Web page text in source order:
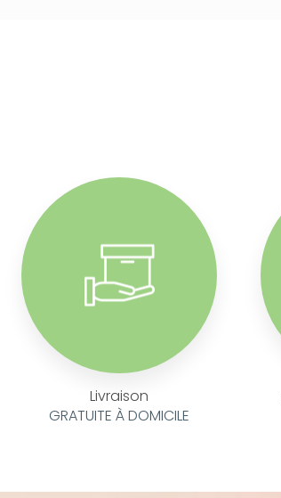
Livraison
GRATUITE À DOMICILE